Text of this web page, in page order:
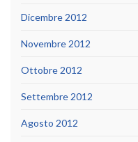
Dicembre 2012
Novembre 2012
Ottobre 2012
Settembre 2012
Agosto 2012